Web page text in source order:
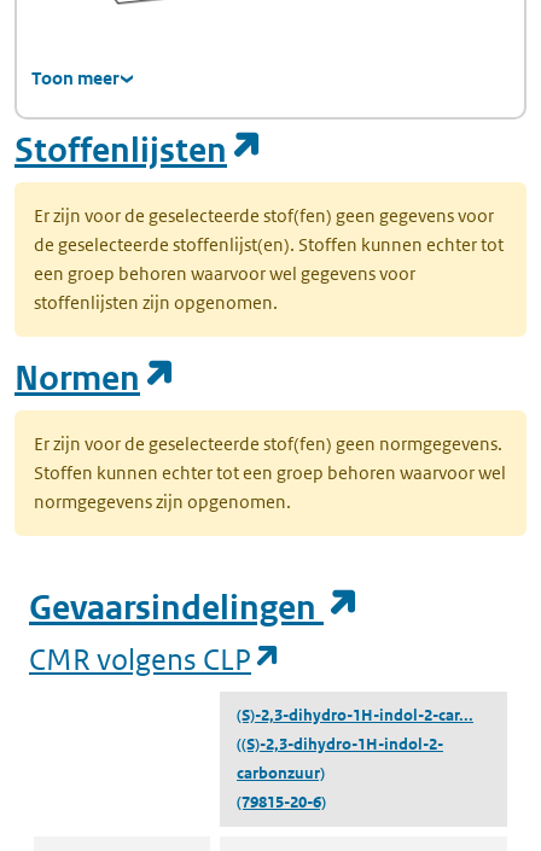
Toon meer
Stoffenlijsten
Er zijn voor de geselecteerde stof(fen) geen gegevens voor
de geselecteerde stoffenlijst(en). Stoffen kunnen echter tot
een groep behoren waarvoor wel gegevens voor
stoffenlijsten zijn opgenomen.
Normen
Er zijn voor de geselecteerde stof(fen) geen normgegevens.
Stoffen kunnen echter tot een groep behoren waarvoor wel
normgegevens zijn opgenomen.
Gevaarsindelingen
CMR volgens CLP
(S)-2,3-dihydro-1H-indol-2-car...
((S)-2,3-dihydro-1H-indol-2-
carbonzuur)
(79815-20-6)